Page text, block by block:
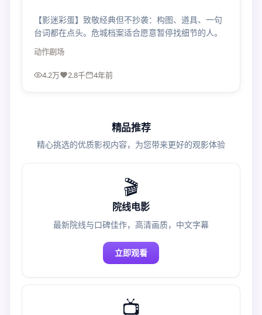
【影迷彩蛋】致敬经典但不抄袭：构图、道具、一句
台词都在点头。危城档案适合愿意暂停找细节的人。
动作剧场
4.2万 2.8千 4年前
精品推荐
精心挑选的优质影视内容，为您带来更好的观影体验
🎬
院线电影
最新院线与口碑佳作，高清画质，中文字幕
立即观看
📺